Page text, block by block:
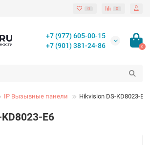
0 0
+7 (977) 605-00-15
+7 (901) 381-24-86
0
IP Вызывные панели Hikvision DS-KD8023-E6
E6